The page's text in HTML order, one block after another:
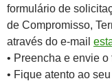
formulário de
de Compromisso,
através do e-mail
• Preencha e envie o
• Fique atento ao